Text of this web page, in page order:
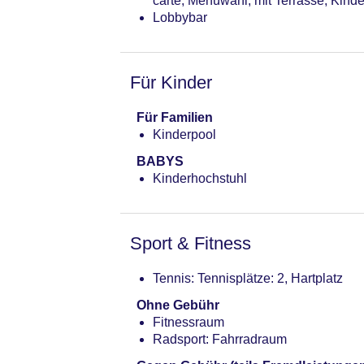
Lobbybar
Für Kinder
Für Familien
Kinderpool
BABYS
Kinderhochstuhl
Sport & Fitness
Tennis: Tennisplätze: 2, Hartplatz
Ohne Gebühr
Fitnessraum
Radsport: Fahrradraum